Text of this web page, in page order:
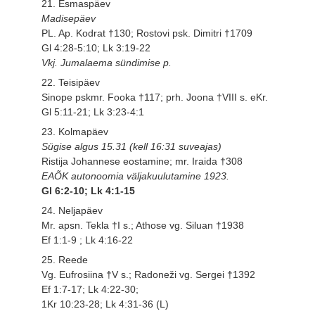
21. Esmaspäev
Madisepäev
PL. Ap. Kodrat †130; Rostovi psk. Dimitri †1709
Gl 4:28-5:10; Lk 3:19-22
Vkj. Jumalaema sündimise p.
22. Teisipäev
Sinope pskmr. Fooka †117; prh. Joona †VIII s. eKr.
Gl 5:11-21; Lk 3:23-4:1
23. Kolmapäev
Sügise algus 15.31 (kell 16:31 suveajas)
Ristija Johannese eostamine; mr. Iraida †308
EAÕK autonoomia väljakuulutamine 1923.
Gl 6:2-10; Lk 4:1-15
24. Neljapäev
Mr. apsn. Tekla †I s.; Athose vg. Siluan †1938
Ef 1:1-9 ; Lk 4:16-22
25. Reede
Vg. Eufrosiina †V s.; Radoneži vg. Sergei †1392
Ef 1:7-17; Lk 4:22-30;
1Kr 10:23-28; Lk 4:31-36 (L)